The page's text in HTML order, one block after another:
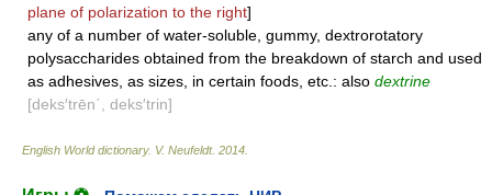
plane of polarization to the right]
any of a number of water-soluble, gummy, dextrorotatory
polysaccharides obtained from the breakdown of starch and used
as adhesives, as sizes, in certain foods, etc.: also dextrine
[deks′trēn΄, deks′trin]
English World dictionary. V. Neufeldt. 2014